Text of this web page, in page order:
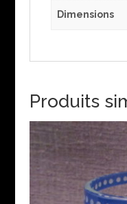
Dimensions
Produits